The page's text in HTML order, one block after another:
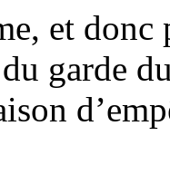
et donc
garde